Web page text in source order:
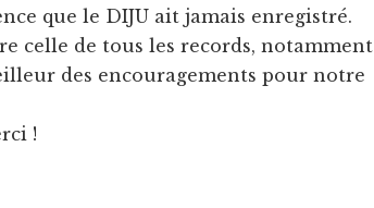
que le DIJU ait jamais enregistré.
celle de tous les records, notamment
des encouragements pour notre
!